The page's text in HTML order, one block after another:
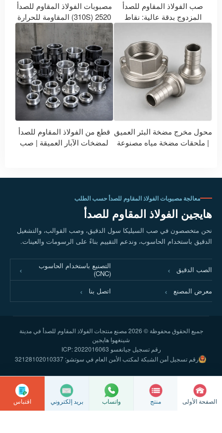
صب الفولاذ المقاوم للصدأ
المزدوج بدقة عالية: نقاط
مصبوبات الفولاذ المقاوم للصدأ
2520 (310S) المقاومة للحرارة
العالية | مصنع مصبوبات الفولاذ
المقاوم للصدأ 310S المقاومة
للحرارة
محول مخرج مضخة البئر العميق
| ملحقات مضخة مياه مصنوعة
قطع من الفولاذ المقاوم للصدأ
لمضخات الآبار العميقة | صب
معالجة مصبوبات الفولاذ المقاوم للصدأ حسب الطلب
هايجين الفولاذ المقاوم للصدأ
نحن متخصصون في صب السيليكا سول الدقيق، وصب القوالب، والتشغيل
الدقيق باستخدام الحاسوب، وندعم التقييم بناءً على الرسومات والعينات.
الصب الدقيق
التصنيع باستخدام الحاسوب
(CNC)
معرض المصنع
اتصل بنا
جميع الحقوق محفوظة ©
2026 مصنع منتجات الفولاذ المقاوم للصدأ في مدينة
شينغهوا هايجين
رقم تسجيل جيانغسو ICP: 2022016063
رقم تسجيل أمن الشبكة لمكتب الأمن العام في سوتشو: 32128102010337
الصفحة الأولى منتج بريد إلكتروني واتساب اقتباس